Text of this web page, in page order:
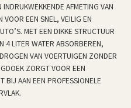
AFMETING VAN
EEN SNEL, VEILIG EN
MET EEN DIKKE STRUCTUUR
4 LITER WATER ABSORBEREN,
VAN VOERTUIGEN ZONDER
ZORGT VOOR EEN
BIJ AAN EEN PROFESSIONELE